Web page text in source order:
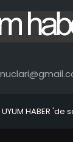
HABER 'de